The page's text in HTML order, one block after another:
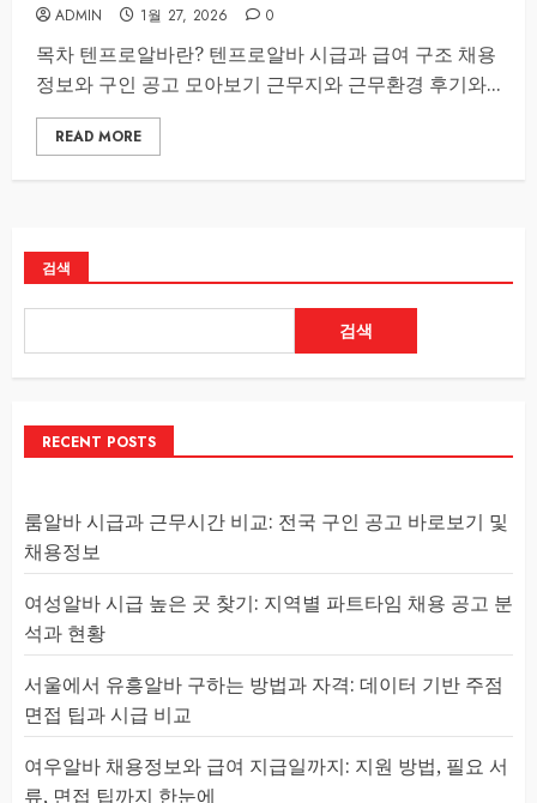
ADMIN 1월 27, 2026 0
목차 텐프로알바란? 텐프로알바 시급과 급여 구조 채용
정보와 구인 공고 모아보기 근무지와 근무환경 후기와...
READ MORE
검색
검색
RECENT POSTS
룸알바 시급과 근무시간 비교: 전국 구인 공고 바로보기 및
채용정보
여성알바 시급 높은 곳 찾기: 지역별 파트타임 채용 공고 분
석과 현황
서울에서 유흥알바 구하는 방법과 자격: 데이터 기반 주점
면접 팁과 시급 비교
여우알바 채용정보와 급여 지급일까지: 지원 방법, 필요 서
류, 면접 팁까지 한눈에